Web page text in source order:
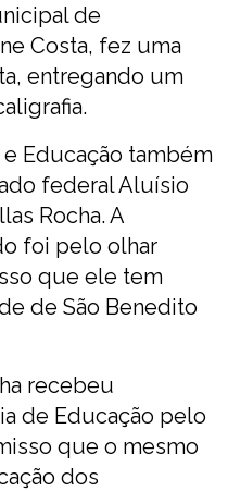
de
Costa, fez uma
entregando um
Educação também
federal Aluísio
Rocha. A
foi pelo olhar
que ele tem
de São Benedito
recebeu
de Educação pelo
que o mesmo
dos